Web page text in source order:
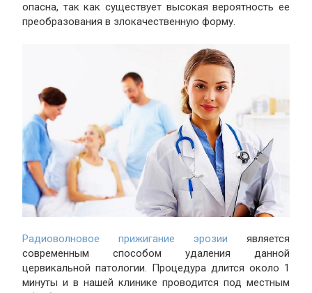
опасна, так как существует высокая вероятность ее
преобразования в злокачественную форму.
Радиоволновое прижигание эрозии является
современным способом удаления данной
цервикальной патологии. Процедура длится около 1
минуты и в нашей клинике проводится под местным